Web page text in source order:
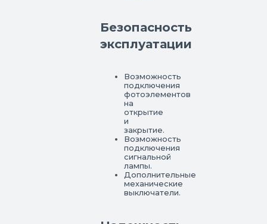
Безопасность
эксплуатации
Возможность
подключения
фотоэлементов
на
открытие
и
закрытие.
Возможность
подключения
сигнальной
лампы.
Дополнительные
механические
выключатели.